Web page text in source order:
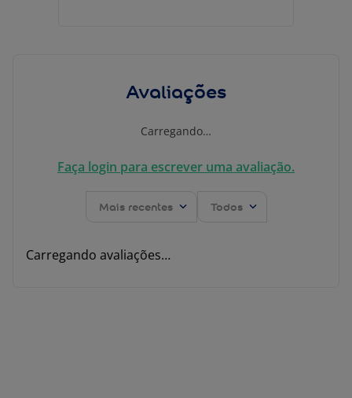
Avaliações
Carregando…
Faça login para escrever uma avaliação.
Mais recentes Todos
Carregando avaliações…